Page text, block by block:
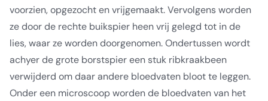
voorzien, opgezocht en vrijgemaakt. Vervolgens worden
ze door de rechte buikspier heen vrij gelegd tot in de
lies, waar ze worden doorgenomen. Ondertussen wordt
achyer de grote borstspier een stuk ribkraakbeen
verwijderd om daar andere bloedvaten bloot te leggen.
Onder een microscoop worden de bloedvaten van het